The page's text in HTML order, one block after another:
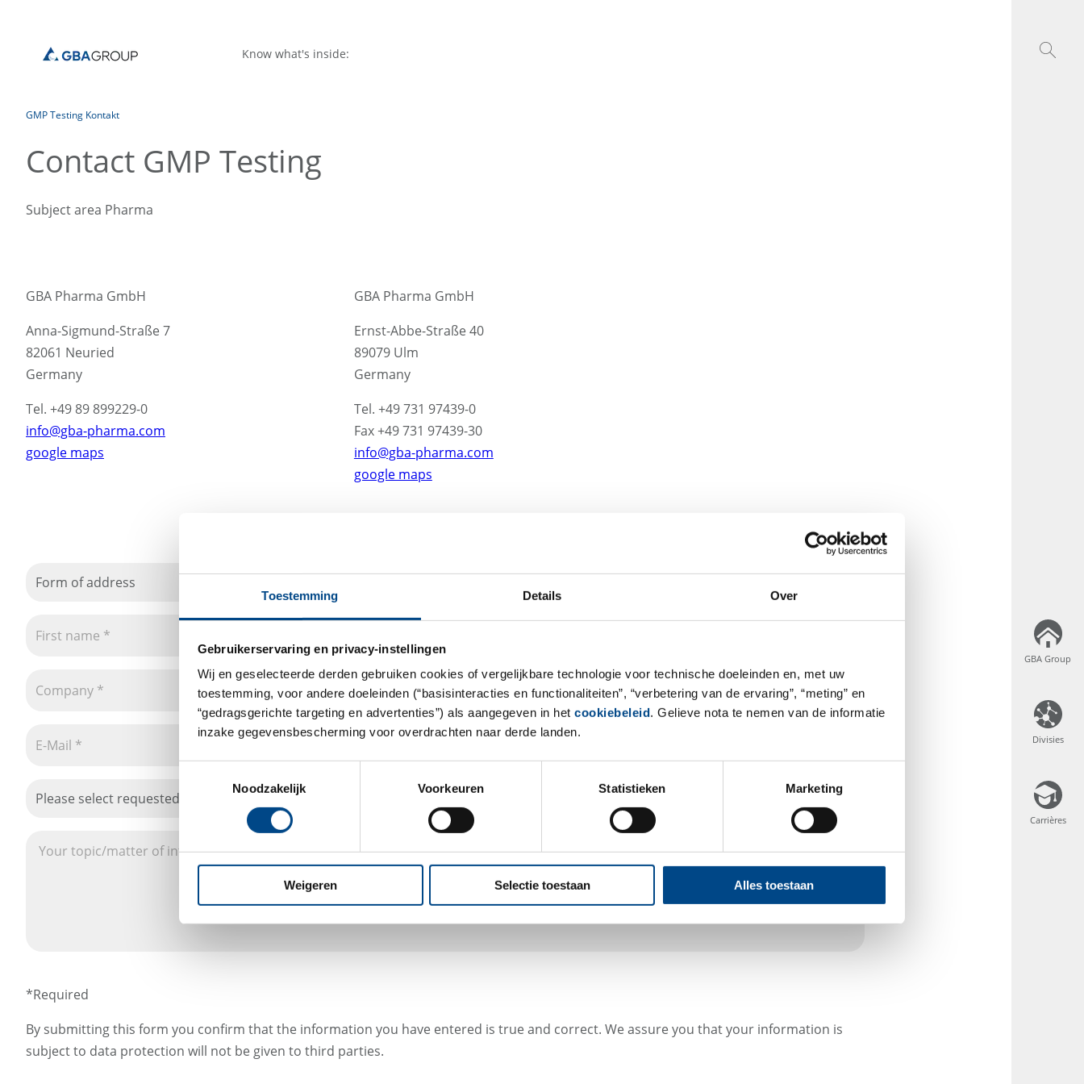
Toestemming Details Over
Gebruikerservaring en privacy-instellingen
Wij en geselecteerde derden gebruiken cookies of vergelijkbare technologie voor technische doeleinden en, met uw
toestemming, voor andere doeleinden (“basisinteracties en functionaliteiten”, “verbetering van de ervaring”, “meting” en
“gedragsgerichte targeting en advertenties”) als aangegeven in het cookiebeleid. Gelieve nota te nemen van de informatie
inzake gegevensbescherming voor overdrachten naar derde landen.
Noodzakelijk
Voorkeuren Statistieken Marketing
Weigeren Selectie toestaan Alles toestaan
GBA Group
Divisies
Carrières
Know what's inside:
GMP Testing Kontakt
Contact GMP Testing
Subject area Pharma
GBA Pharma GmbH
Anna-Sigmund-Straße 7
82061 Neuried
Germany
Tel. +49 89 899229-0
info@gba-pharma.com
google maps
GBA Pharma GmbH
Ernst-Abbe-Straße 40
89079 Ulm
Germany
Tel. +49 731 97439-0
Fax +49 731 97439-30
info@gba-pharma.com
google maps
Form of address
Please select requested service
*Required
By submitting this form you confirm that the information you have entered is true and correct. We assure you that your information is
subject to data protection will not be given to third parties.
GBA Group
Divisies
Carrières